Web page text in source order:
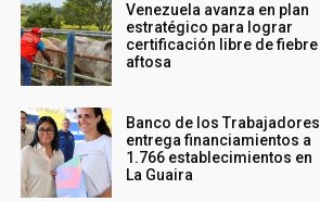
Venezuela avanza en plan
estratégico para lograr
certificación libre de fiebre
aftosa
Banco de los Trabajadores
entrega financiamientos a
1.766 establecimientos en
La Guaira